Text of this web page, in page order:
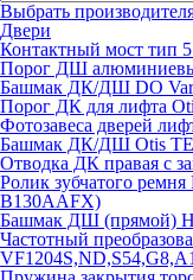
Выбрать
Двери
Контактный мост тип
Порог ДШ
Башмак ДК/ДШ DO
Порог ДК для лифта
Фотозавеса дверей
Башмак ДК/ДШ Otis
Отводка ДК правая с
Ролик зубчатого
B130AAFX)
Башмак ДШ (прямой)
Частотный